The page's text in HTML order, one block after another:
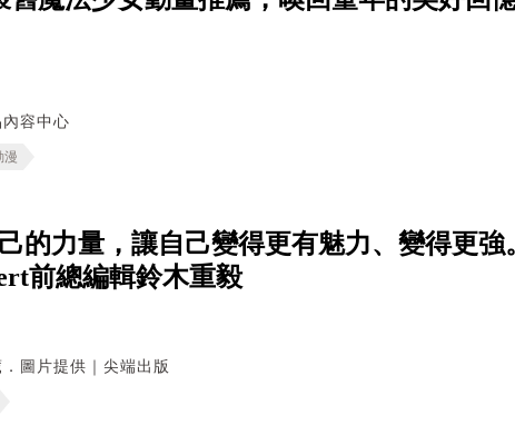
容中心
漫
己的力量，讓自己變得更有魅力、變得更
前總編輯鈴木重毅
圖片提供｜尖端出版